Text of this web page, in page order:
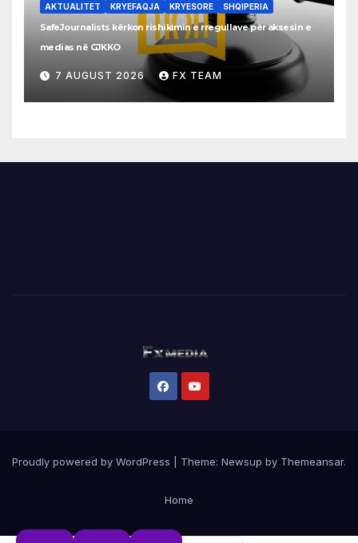
AKTUALITET KRYEFAQJA KRYESORE SHQIPERIA
SafeJournalists kërkon rishikimin e rregullave për aksesin e
medias në GJKKO
7 AUGUST 2026 FX TEAM
Proudly powered by WordPress Theme: Newsup by Themeansar.
Home